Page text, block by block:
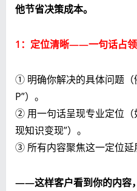
他节省决策成本。
1：定位清晰——一句话占
① 明确你解决的具体问题（
P”）。
② 用一句话呈现专业定位（
现知识变现”）。
③ 所有内容聚焦这一定位延
——这样客户看到你的内容